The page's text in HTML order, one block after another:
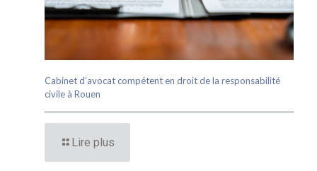
Cabinet d’avocat compétent en droit de la responsabilité
civile à Rouen
Lire plus